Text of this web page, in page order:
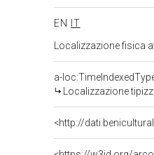
EN
IT
Localizzazione fisica
a-
Localizzazione
<http://